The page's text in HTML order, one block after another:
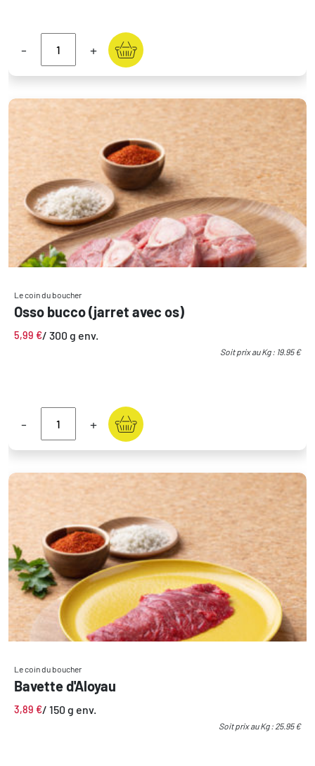
- +
Le coin du boucher
Osso bucco (jarret avec os)
5,99 €/ 300 g env.
Soit prix au Kg : 19.95 €
- +
Le coin du boucher
Bavette d'Aloyau
3,89 €/ 150 g env.
Soit prix au Kg : 25.95 €